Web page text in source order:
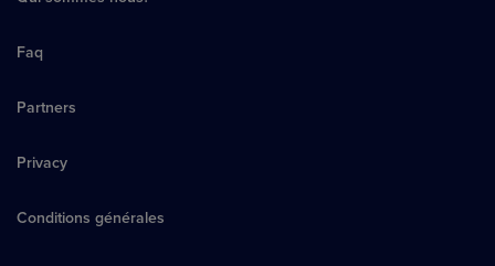
Faq
Partners
Privacy
Conditions générales